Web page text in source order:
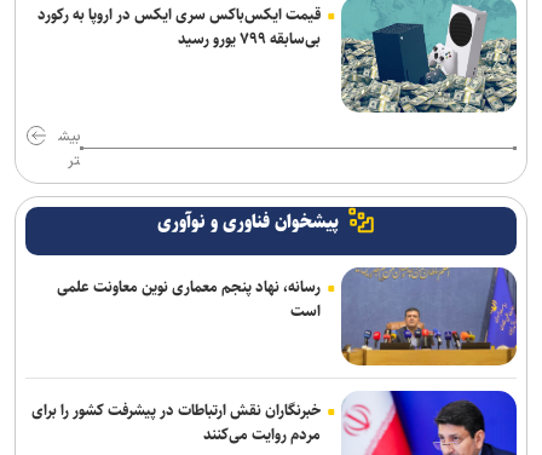
قیمت ایکس‌باکس سری ایکس در اروپا به رکورد
بی‌سابقه ۷۹۹ یورو رسید
بیش
تر
پیشخوان فناوری و نوآوری
رسانه، نهاد پنجم معماری نوین معاونت علمی
است
خبرنگاران نقش ارتباطات در پیشرفت کشور را برای
مردم روایت می‌کنند